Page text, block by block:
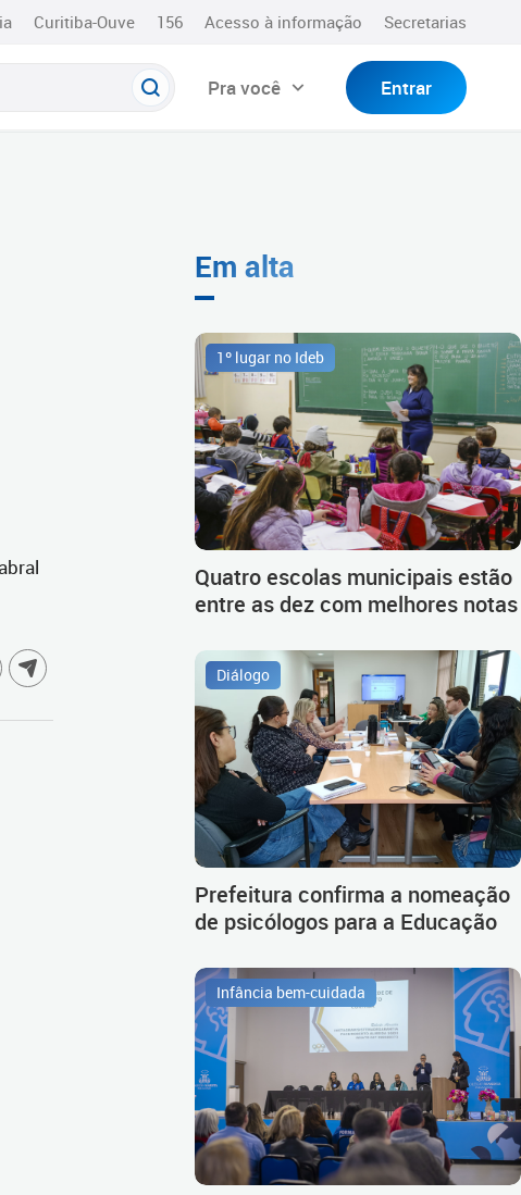
Curitiba-Ouve 156 Acesso à informação Secretarias
Pra você Entrar
Em alta
1º lugar no Ideb
Quatro escolas municipais estão
entre as dez com melhores notas
Diálogo
Prefeitura confirma a nomeação
de psicólogos para a Educação
Infância bem-cuidada